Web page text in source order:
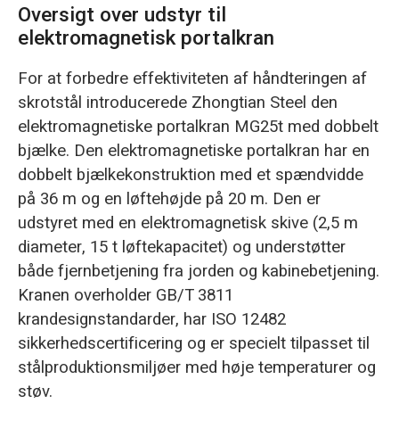
Oversigt over udstyr til
elektromagnetisk portalkran
For at forbedre effektiviteten af håndteringen af
skrotstål introducerede Zhongtian Steel den
elektromagnetiske portalkran MG25t med dobbelt
bjælke. Den elektromagnetiske portalkran har en
dobbelt bjælkekonstruktion med et spændvidde
på 36 m og en løftehøjde på 20 m. Den er
udstyret med en elektromagnetisk skive (2,5 m
diameter, 15 t løftekapacitet) og understøtter
både fjernbetjening fra jorden og kabinebetjening.
Kranen overholder GB/T 3811
krandesignstandarder, har ISO 12482
sikkerhedscertificering og er specielt tilpasset til
stålproduktionsmiljøer med høje temperaturer og
støv.